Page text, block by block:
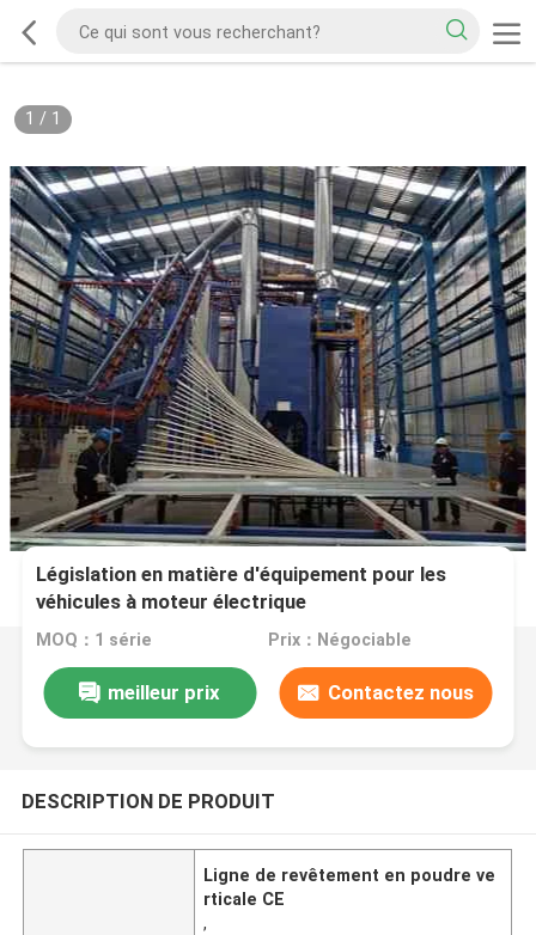
1 / 1
Législation en matière d'équipement pour les
véhicules à moteur électrique
MOQ：1 série Prix：Négociable
meilleur prix Contactez nous
DESCRIPTION DE PRODUIT
Ligne de revêtement en poudre ve
rticale CE
,